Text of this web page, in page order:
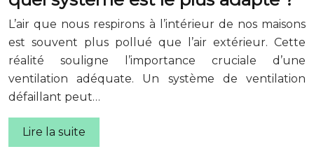
L’air que nous respirons à l’intérieur de nos maisons
est souvent plus pollué que l’air extérieur. Cette
réalité souligne l’importance cruciale d’une
ventilation adéquate. Un système de ventilation
défaillant peut…
Lire la suite